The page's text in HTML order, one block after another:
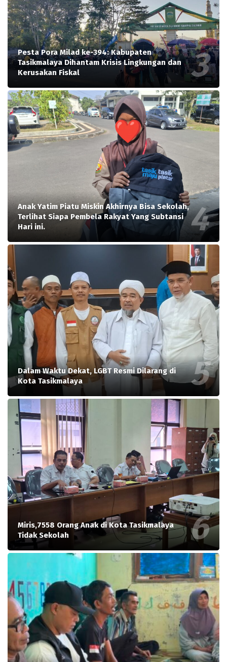
Pesta Pora Milad ke-394: Kabupaten
Tasikmalaya Dihantam Krisis Lingkungan dan
Kerusakan Fiskal
Anak Yatim Piatu Miskin Akhirnya Bisa Sekolah,
Terlihat Siapa Pembela Rakyat Yang Subtansi
Hari ini.
Dalam Waktu Dekat, LGBT Resmi Dilarang di
Kota Tasikmalaya
Miris,7558 Orang Anak di Kota Tasikmalaya
Tidak Sekolah